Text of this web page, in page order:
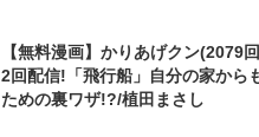
【無料漫画】かりあげクン(2079
2回配信!「飛行船」自分の家から
ための裏ワザ!?/植田まさし